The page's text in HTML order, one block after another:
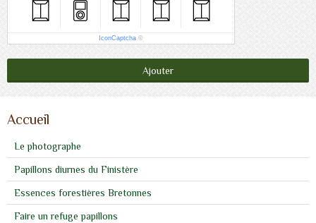
IconCaptcha ©
Ajouter
Accueil
Le photographe
Papillons diurnes du Finistère
Essences forestières Bretonnes
Faire un refuge papillons